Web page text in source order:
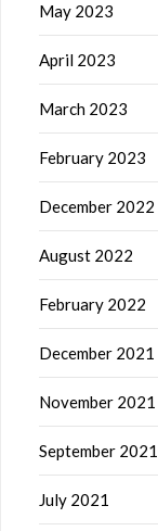
May 2023
April 2023
March 2023
February 2023
December 2022
August 2022
February 2022
December 2021
November 2021
September 2021
July 2021